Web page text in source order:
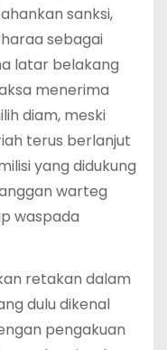
sanksi,
sebagai
latar belakang
menerima
diam, meski
terus berlanjut
yang didukung
warteg
waspada
retakan dalam
dulu dikenal
pengakuan